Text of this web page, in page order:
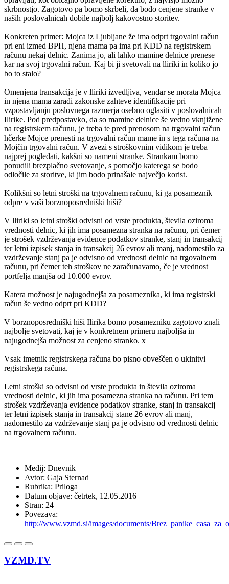
skrbnostjo. Zagotovo pa bomo skrbeli, da bodo cenjene stranke v
naših poslovalnicah dobile najbolj kakovostno storitev.
Konkreten primer: Mojca iz Ljubljane že ima odprt trgovalni račun
pri eni izmed BPH, njena mama pa ima pri KDD na registrskem
računu nekaj delnic. Zanima jo, ali lahko mamine delnice prenese
kar na svoj trgovalni račun. Kaj bi ji svetovali na lliriki in koliko jo
bo to stalo?
Omenjena transakcija je v lliriki izvedljiva, vendar se morata Mojca
in njena mama zaradi zakonske zahteve identifikacije pri
vzpostavljanju poslovnega razmerja osebno oglasiti v poslovalnicah
Ilirike. Pod predpostavko, da so mamine delnice še vedno vknjižene
na registrskem računu, je treba te pred prenosom na trgovalni račun
hčerke Mojce prenesti na trgovalni račun mame in s tega računa na
Mojčin trgovalni račun. V zvezi s stroškovnim vidikom je treba
najprej pogledati, kakšni so nameni stranke. Strankam bomo
ponudili brezplačno svetovanje, s pomočjo katerega se bodo
odločile za storitve, ki jim bodo prinašale največjo korist.
Kolikšni so letni stroški na trgovalnem računu, ki ga posameznik
odpre v vaši borznoposredniški hiši?
V lliriki so letni stroški odvisni od vrste produkta, števila oziroma
vrednosti delnic, ki jih ima posamezna stranka na računu, pri čemer
je strošek vzdrževanja evidence podatkov stranke, stanj in transakcij
ter letni izpisek stanja in transakcij 26 evrov ali manj, nadomestilo za
vzdrževanje stanj pa je odvisno od vrednosti delnic na trgovalnem
računu, pri čemer teh stroškov ne zaračunavamo, če je vrednost
portfelja manjša od 10.000 evrov.
Katera možnost je najugodnejša za posameznika, ki ima registrski
račun še vedno odprt pri KDD?
V borznoposredniški hiši Ilirika bomo posamezniku zagotovo znali
najbolje svetovati, kaj je v konkretnem primeru najboljša in
najugodnejša možnost za cenjeno stranko. x
Vsak imetnik registrskega računa bo pisno obveščen o ukinitvi
registrskega računa.
Letni stroški so odvisni od vrste produkta in števila oziroma
vrednosti delnic, ki jih ima posamezna stranka na računu. Pri tem
strošek vzdrževanja evidence podatkov stranke, stanj in transakcij
ter letni izpisek stanja in transakcij stane 26 evrov ali manj,
nadomestilo za vzdrževanje stanj pa je odvisno od vrednosti delnic
na trgovalnem računu.
Medij: Dnevnik
Avtor: Gaja Sternad
Rubrika: Priloga
Datum objave: četrtek, 12.05.2016
Stran: 24
Povezava:
http://www.vzmd.si/images/documents/
VZMD.TV